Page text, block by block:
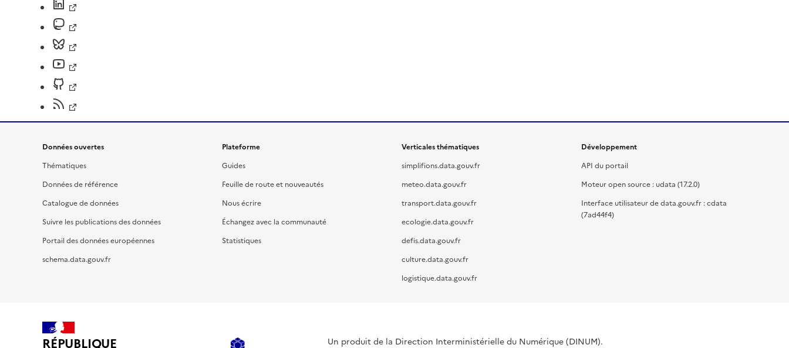
Données ouvertes
Thématiques
Données de référence
Catalogue de données
Suivre les publications des données
Portail des données européennes
schema.data.gouv.fr
Plateforme
Guides
Feuille de route et nouveautés
Nous écrire
Échangez avec la communauté
Statistiques
Verticales thématiques
simplifions.data.gouv.fr
meteo.data.gouv.fr
transport.data.gouv.fr
ecologie.data.gouv.fr
defis.data.gouv.fr
culture.data.gouv.fr
logistique.data.gouv.fr
Développement
API du portail
Moteur open source : udata (17.2.0)
Interface utilisateur de data.gouv.fr : cdata
(7ad44f4)
RÉPUBLIQUE Un produit de la Direction Interministérielle du Numérique (DINUM).